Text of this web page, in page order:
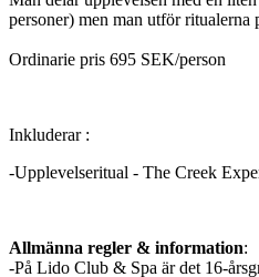
personer) men man utför ritualerna
Ordinarie pris 695 SEK/person
Inkluderar :
-Upplevelseritual - The Creek
Allmänna regler & information:
-På Lido Club & Spa är det 16-